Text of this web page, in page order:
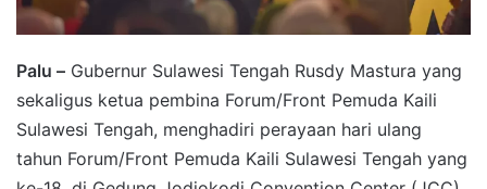
Palu – Gubernur Sulawesi Tengah Rusdy Mastura yang
sekaligus ketua pembina Forum/Front Pemuda Kaili
Sulawesi Tengah, menghadiri perayaan hari ulang
tahun Forum/Front Pemuda Kaili Sulawesi Tengah yang